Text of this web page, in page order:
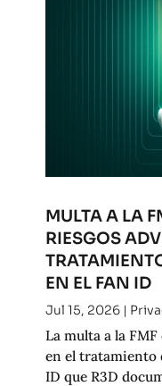
MULTA A LA
RIESGOS
EN EL FAN ID
Jul 15, 2026|
La multa a la
en el tratamiento
ID que R3D